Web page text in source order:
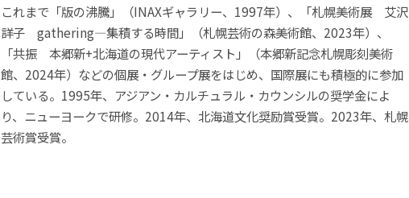
これまで「版の沸騰」（INAXギャラリー、1997年）、「札幌美術展 艾沢
詳子 gathering―集積する時間」（札幌芸術の森美術館、2023年）、
「共振 本郷新+北海道の現代アーティスト」（本郷新記念札幌彫刻美術
館、2024年）などの個展・グループ展をはじめ、国際展にも積極的に参加
している。1995年、アジアン・カルチュラル・カウンシルの奨学金によ
り、ニューヨークで研修。2014年、北海道文化奨励賞受賞。2023年、札幌
芸術賞受賞。